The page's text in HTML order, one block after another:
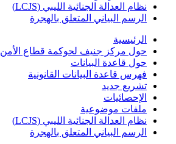
نظام العدالة الجنائية الليبي (LCJS)
الرسم البياني المتعلق بالهجرة
الرئيسية
حول مركز جنيف لحوكمة قطاع الأمن
حول قاعدة البيانات
فهرس قاعدة البيانات القانونية
تشريع جديد
الإحصائيات
ملفات موضوعية
نظام العدالة الجنائية الليبي (LCJS)
الرسم البياني المتعلق بالهجرة